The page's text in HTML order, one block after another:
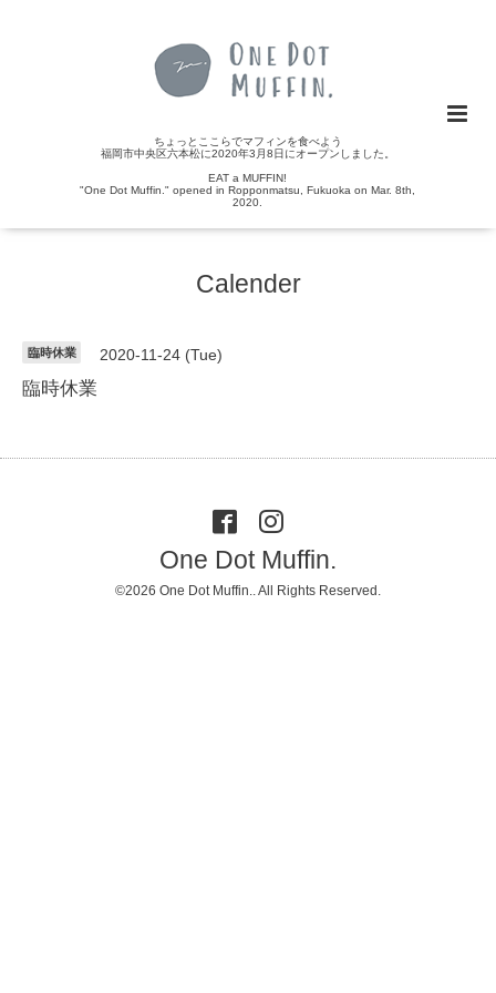
ちょっとここらでマフィンを食べよう
福岡市中央区六本松に2020年3月8日にオープンしました。
EAT a MUFFIN!
"One Dot Muffin." opened in Ropponmatsu, Fukuoka on Mar. 8th,
2020.
Calender
臨時休業 2020-11-24 (Tue)
臨時休業
One Dot Muffin.
©2026 One Dot Muffin. . All Rights Reserved.